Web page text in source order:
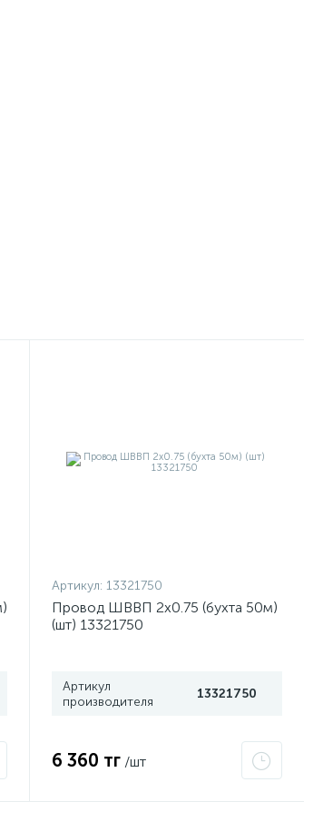
Артикул: 13321750
Провод ШВВП 2х0.75 (бухта 50м)
(шт) 13321750
Артикул
производителя
13321750
6 360 тг /шт